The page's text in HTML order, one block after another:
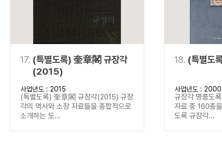
17. (특별도록) 奎章閣 규장각
(2015)
사업년도 : 2015
(특별도록) 奎章閣 규장각(2015) 규장
각의 역사와 소장 자료들을 종합적으로
소개하는 도...
18. (특별도
사업년도 : 2000
규장각 명품도
자료 중 160종
도록 규장각...